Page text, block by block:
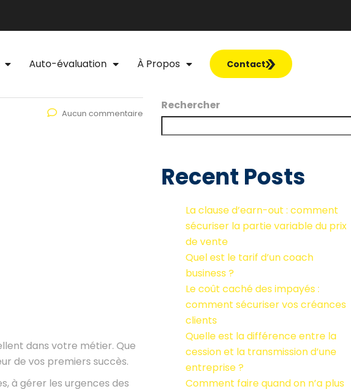
Auto-évaluation À Propos Contact
Aucun commentaire
dans votre métier. Que
de vos premiers succès.
à gérer les urgences des
Rechercher
Recent Posts
La clause d’earn-out : comment
sécuriser la partie variable du prix
de vente
Quel est le tarif d’un coach
business ?
Le coût caché des impayés :
comment sécuriser vos créances
clients
Quelle est la différence entre la
cession et la transmission d’une
entreprise ?
Comment faire quand on n’a plus